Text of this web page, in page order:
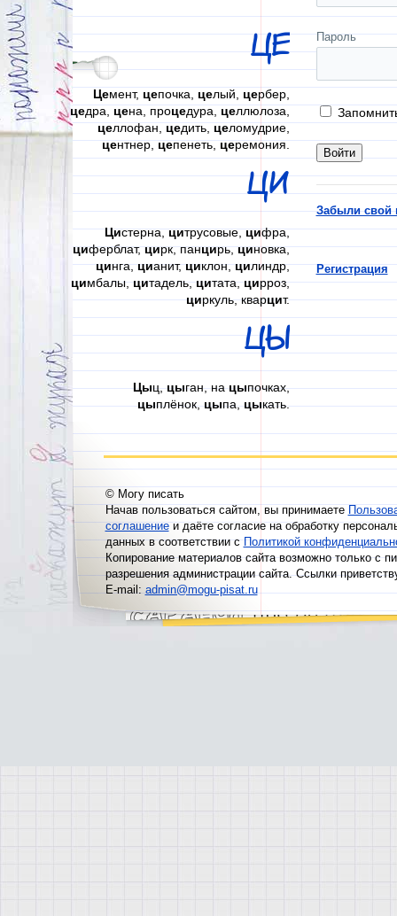
ЦЕ
Цемент, цепочка, целый, цербер,
цедра, цена, процедура, целлюлоза,
целлофан,цедить,целомудрие,
центнер,цепенеть,церемония.
ЦИ
Цистерна,цитрусовые,цифра,
циферблат,цирк, панцирь,циновка,
цинга,цианит,циклон,цилиндр,
цимбалы,цитадель,цитата,цирроз,
циркуль, кварцит.
ЦЫ
Цыц,цыган, нацыпочках,
цыплёнок,цыпа,цыкать.
Пароль
Забыли свой
Регистрация
© Могу писать
Начав пользоваться сайтом, вы принимаете
соглашениеи даёте согласие на обработку
данных в соответствии сПолитикой
Копирование материалов сайта возможно только с
разрешения администрации сайта. Ссылки
E-mail:admin@mogu-pisat.ru